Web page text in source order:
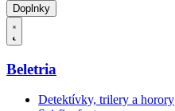
Doplnky
Beletria
Detektívky, trilery a horory